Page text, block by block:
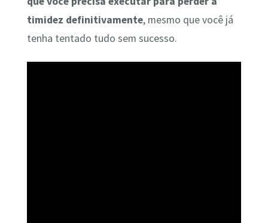
timidez definitivamente, mesmo que você já
tenha tentado tudo sem sucesso.